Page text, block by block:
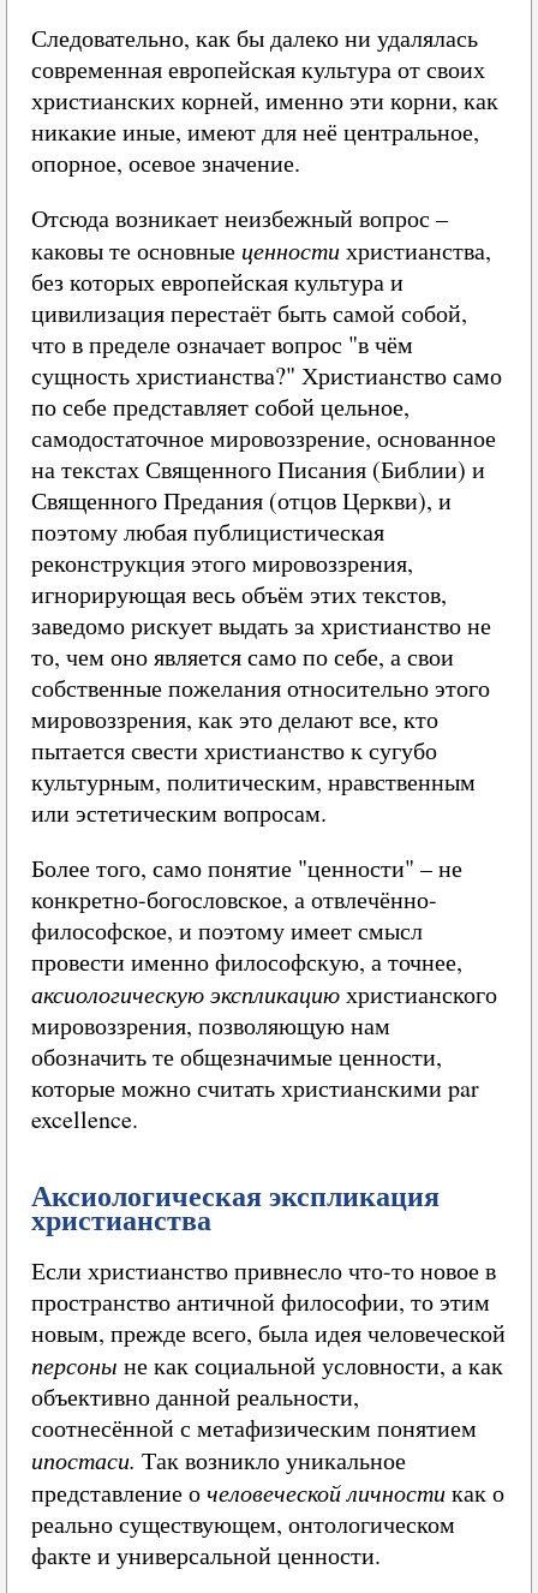
Следовательно, как бы далеко ни удалялась
современная европейская культура от своих
христианских корней, именно эти корни, как
никакие иные, имеют для неё центральное,
опорное, осевое значение.
Отсюда возникает неизбежный вопрос –
каковы те основные ценностихристианства,
без которых европейская культура и
цивилизация перестаёт быть самой собой,
что в пределе означает вопрос "в чём
сущность христианства?" Христианство само
по себе представляет собой цельное,
самодостаточное мировоззрение, основанное
на текстах Священного Писания (Библии) и
Священного Предания (отцов Церкви), и
поэтому любая публицистическая
реконструкция этого мировоззрения,
игнорирующая весь объём этих текстов,
заведомо рискует выдать за христианство не
то, чем оно является само по себе, а свои
собственные пожелания относительно этого
мировоззрения, как это делают все, кто
пытается свести христианство к сугубо
культурным, политическим, нравственным
или эстетическим вопросам.
Более того, само понятие "ценности" – не
конкретно-богословское, а отвлечённо-
философское, и поэтому имеет смысл
провести именно философскую, а точнее,
аксиологическую экспликациюхристианского
мировоззрения, позволяющую нам
обозначить те общезначимые ценности,
которые можно считать христианскими par
excellence.
Аксиологическая экспликация
христианства
Если христианство привнесло что-то новое в
пространство античной философии, то этим
новым, прежде всего, была идея человеческой
персоны не как социальной условности, а как
объективно данной реальности,
соотнесённой с метафизическим понятием
ипостаси. Так возникло уникальное
представление очеловеческой личностикак о
реально существующем, онтологическом
факте и универсальной ценности.